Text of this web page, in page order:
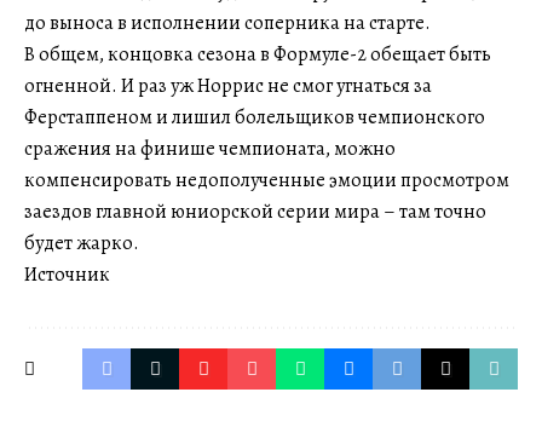
до выноса в исполнении соперника на старте.
В общем, концовка сезона в Формуле-2 обещает быть
огненной. И раз уж Норрис не смог угнаться за
Ферстаппеном и лишил болельщиков чемпионского
сражения на финише чемпионата, можно
компенсировать недополученные эмоции просмотром
заездов главной юниорской серии мира – там точно
будет жарко.
Источник